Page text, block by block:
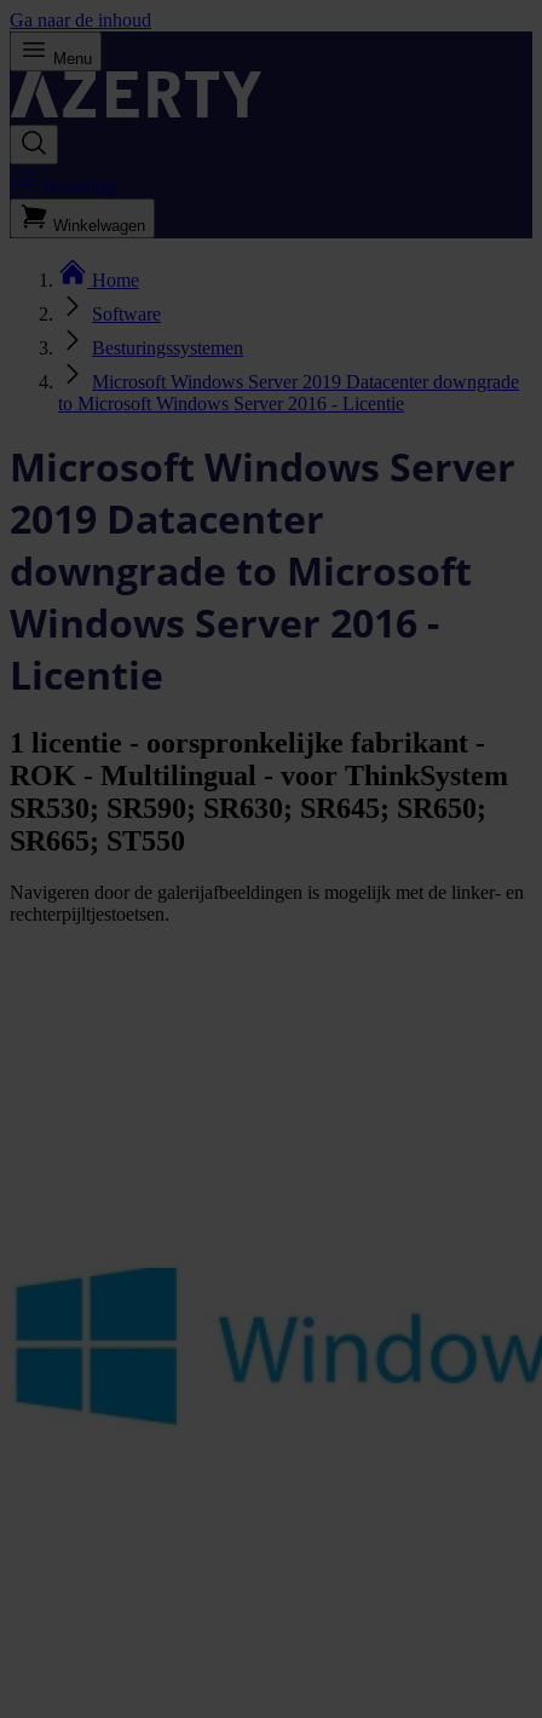
Ga naar de inhoud
Menu
Bestellijst
Winkelwagen
Home
Software
Besturingssystemen
Microsoft Windows Server 2019 Datacenter downgrade
to Microsoft Windows Server 2016 - Licentie
Microsoft Windows Server
2019 Datacenter
downgrade to Microsoft
Windows Server 2016 -
Licentie
1 licentie - oorspronkelijke fabrikant -
ROK - Multilingual - voor ThinkSystem
SR530; SR590; SR630; SR645; SR650;
SR665; ST550
Navigeren door de galerijafbeeldingen is mogelijk met de linker- en
rechterpijltjestoetsen.